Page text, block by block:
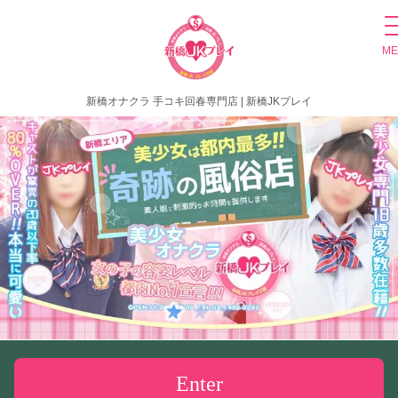
新橋オナクラ 手コキ回春専門店 | 新橋JKプレイ
Enter